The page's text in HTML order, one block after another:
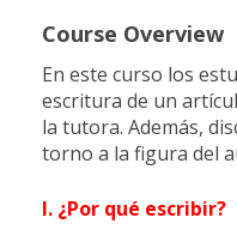
Course Overview
En este curso los
escritura de un
la tutora. Además,
torno a la figura del
I. ¿Por qué escribir?